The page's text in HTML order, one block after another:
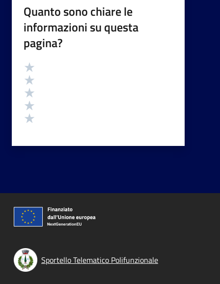
Quanto sono chiare le
informazioni su questa
pagina?
Valutazione
Sportello Telematico Polifunzionale